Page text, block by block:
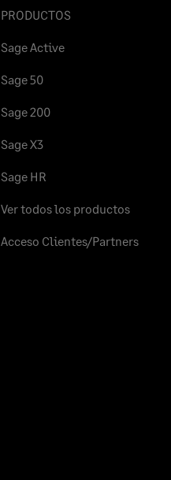
PRODUCTOS
Sage Active
Sage 50
Sage 200
Sage X3
Sage HR
Ver todos los productos
Acceso Clientes/Partners